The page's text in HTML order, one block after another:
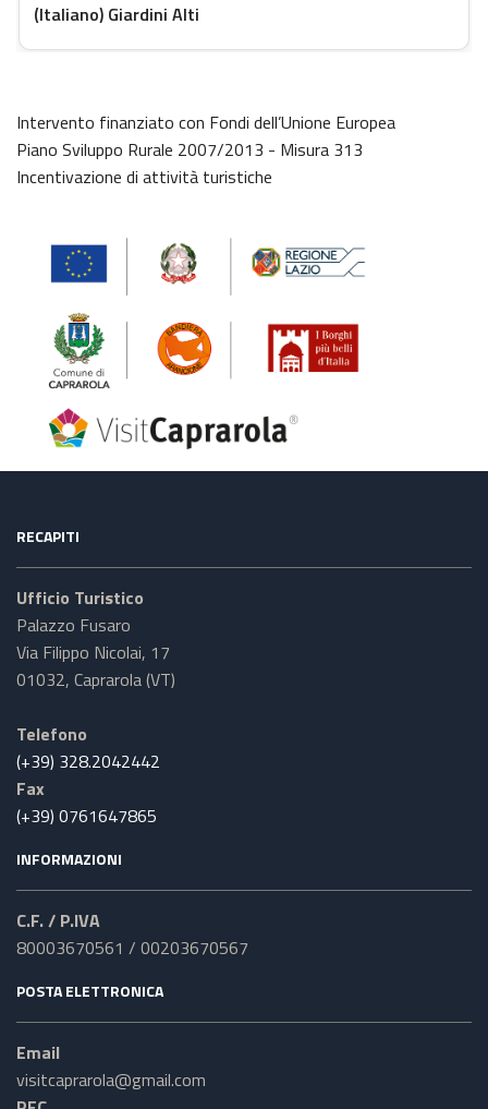
(Italiano) Giardini Alti
Intervento finanziato con Fondi dell’Unione Europea
Piano Sviluppo Rurale 2007/2013 - Misura 313
Incentivazione di attività turistiche
RECAPITI
Ufficio Turistico
Palazzo Fusaro
Via Filippo Nicolai, 17
01032, Caprarola (VT)
Telefono
(+39) 328.2042442
Fax
(+39) 0761647865
INFORMAZIONI
C.F. / P.IVA
80003670561 / 00203670567
POSTA ELETTRONICA
Email
visitcaprarola@gmail.com